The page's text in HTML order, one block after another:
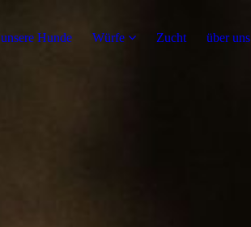
unsere Hunde Würfe Zucht über uns